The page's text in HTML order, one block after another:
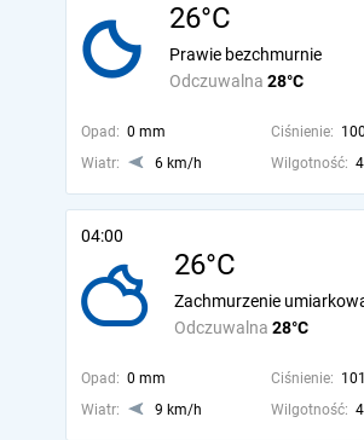
26°C
Odczuwalna 28°C
Prawie bezchmurnie
Opad: 0 mm Ciśnienie:
Wiatr:
6 km/h Wilgotność:
04:00
26°C
Odczuwalna 28°C
Zachmurzenie
Opad: 0 mm Ciśnienie:
Wiatr:
9 km/h Wilgotność: